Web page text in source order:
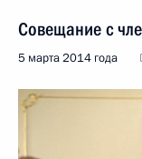
Совещание с
5 марта 2014 года